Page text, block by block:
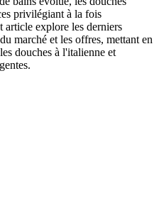
privilégiant à la fois
article explore les derniers
marché et les offres, mettant en
douches à l'italienne et